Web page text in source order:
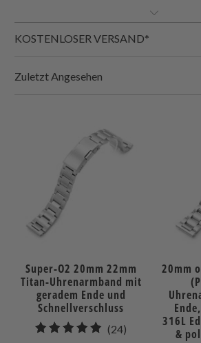
KOSTENLOSER VERSAND*
Zuletzt Angesehen
Super-O2 20mm 22mm
Titan-Uhrenarmband mit
geradem Ende und
Schnellverschluss
(24)
20mm
316L
&